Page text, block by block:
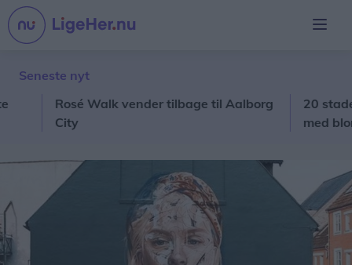
Seneste nyt
Rosé Walk vender tilbage til Aalborg
20
med